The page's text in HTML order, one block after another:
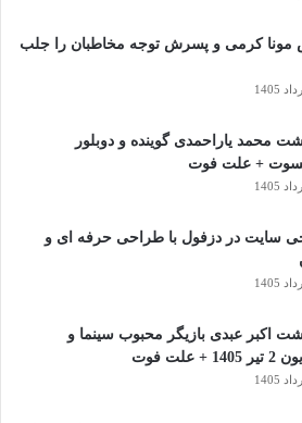
کرمی و پسرش توجه مخاطبان را جلب
محمد یاراحمدی گوینده و دوبلور
+ علت فوت
سایت در دزفول با طراحی حرفه‌ ای و
اکبر عبدی بازیگر محبوب سینما و
+ علت فوت